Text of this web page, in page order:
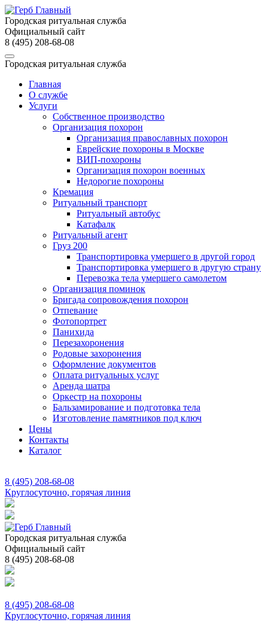
Городская ритуальная служба
Официальный сайт
8 (495) 208-68-08
Городская ритуальная служба
Главная
О службе
Услуги
Собственное производство
Организация похорон
Организация православных похорон
Еврейские похороны в Москве
ВИП-похороны
Организация похорон военных
Недорогие похороны
Кремация
Ритуальный транспорт
Ритуальный автобус
Катафалк
Ритуальный агент
Груз 200
Транспортировка умершего в другой город
Транспортировка умершего в другую страну
Перевозка тела умершего самолетом
Организация поминок
Бригада сопровождения похорон
Отпевание
Фотопортрет
Панихида
Перезахоронения
Родовые захоронения
Оформление документов
Оплата ритуальных услуг
Аренда шатра
Оркестр на похороны
Бальзамирование и подготовка тела
Изготовление памятников под ключ
Цены
Контакты
Каталог
8 (495) 208-68-08
Круглосуточно, горячая линия
Городская ритуальная служба
Официальный сайт
8 (495) 208-68-08
8 (495) 208-68-08
Круглосуточно, горячая линия